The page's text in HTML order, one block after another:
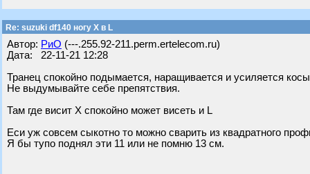
Re: suzuki df140 ногу X в L
Автор: РиО (---.255.92-211.perm.ertelecom.ru)
Дата: 22-11-21 12:28
Транец спокойно подымается, наращивается и усиляется
Не выдумывайте себе препятствия.
Там где висит X спокойно может висеть и L
Еси уж совсем сыкотно то можно сварить из квадратного
Я бы тупо поднял эти 11 или не помню 13 см.